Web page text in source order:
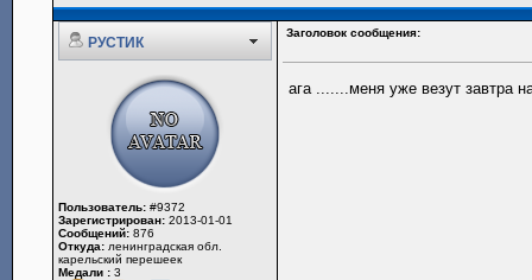
РУСТИК
Заголовок сообщения:
Пользователь: #9372
Зарегистрирован: 2013-01-01
Сообщений: 876
Откуда: ленинградская обл.
карельский перешеек
Медали : 3
ага .......меня уже везут завтра